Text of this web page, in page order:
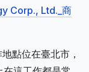
Corp., Ltd._商
點位在臺北市，